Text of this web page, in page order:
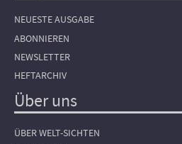
NEUESTE AUSGABE
ABONNIEREN
NEWSLETTER
HEFTARCHIV
Über uns
ÜBER WELT-SICHTEN